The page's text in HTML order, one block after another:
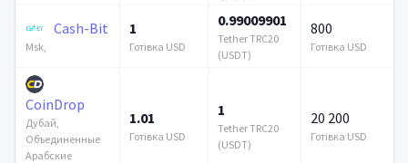
Cash-Bit
Msk,
1
Готівка USD
0.99009901
Tether TRC20
(USDT)
800
Готівка USD
CoinDrop
Дубай,
Объединенные
Арабские
1.01
Готівка USD
1
Tether TRC20
(USDT)
20 200
Готівка USD